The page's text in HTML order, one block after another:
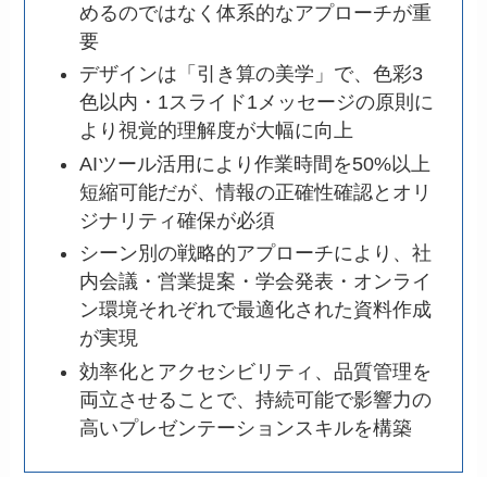
めるのではなく体系的なアプローチが重
要
デザインは「引き算の美学」で、色彩3
色以内・1スライド1メッセージの原則に
より視覚的理解度が大幅に向上
AIツール活用により作業時間を50%以上
短縮可能だが、情報の正確性確認とオリ
ジナリティ確保が必須
シーン別の戦略的アプローチにより、社
内会議・営業提案・学会発表・オンライ
ン環境それぞれで最適化された資料作成
が実現
効率化とアクセシビリティ、品質管理を
両立させることで、持続可能で影響力の
高いプレゼンテーションスキルを構築